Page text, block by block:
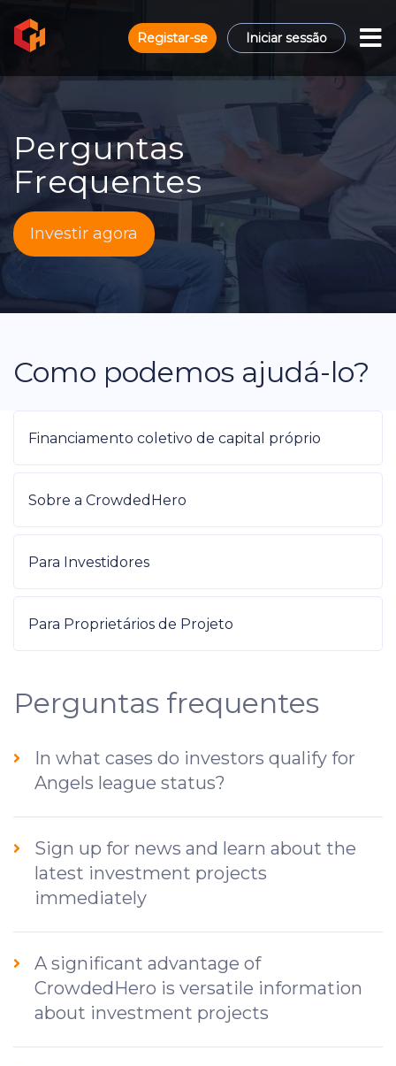
Registar-se Iniciar sessão
Perguntas
Frequentes
Investir agora
Como podemos ajudá-lo?
Financiamento coletivo de capital próprio
Sobre a CrowdedHero
Para Investidores
Para Proprietários de Projeto
Perguntas frequentes
In what cases do investors qualify for
Angels league status?
Sign up for news and learn about the
latest investment projects
immediately
A significant advantage of
CrowdedHero is versatile information
about investment projects